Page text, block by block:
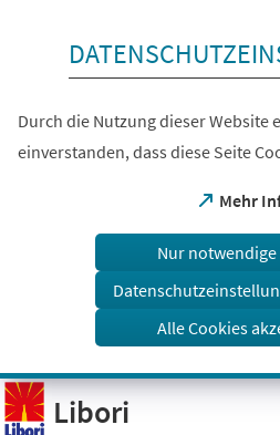
Visuelle
Assistenzsoftware
öffnen.
Durch die Nutzung dieser Website
einverstanden, dass diese Seite
Mehr
(Öffnet
einem
Tab)
Nur notwendige
Alle Cookies
Libori